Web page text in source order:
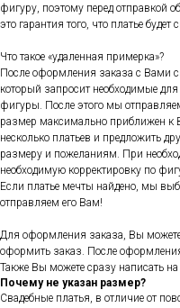
фигуру, поэтому перед отправкой
это гарантия того, что платье
Что такое «удаленная примерка»?
После оформления заказа с Вами
который запросит необходимые
фигуры. После этого мы
размер максимально приближен к
несколько платьев и предложить
размеру и пожеланиям. При
необходимую корректировку по
Если платье мечты найдено, мы
отправляем его Вам!
Для оформления заказа, Вы
оформить заказ. После
Также Вы можете сразу написать на
Почему не указан размер?
Свадебные платья, в отличие от